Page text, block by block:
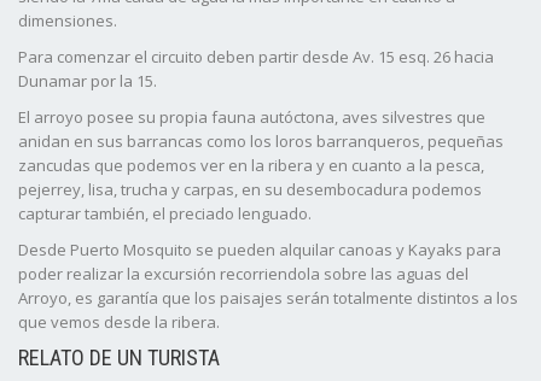
dimensiones.
Para comenzar el circuito deben partir desde Av. 15 esq. 26 hacia
Dunamar por la 15.
El arroyo posee su propia fauna autóctona, aves silvestres que
anidan en sus barrancas como los loros barranqueros, pequeñas
zancudas que podemos ver en la ribera y en cuanto a la pesca,
pejerrey, lisa, trucha y carpas, en su desembocadura podemos
capturar también, el preciado lenguado.
Desde Puerto Mosquito se pueden alquilar canoas y Kayaks para
poder realizar la excursión recorriendola sobre las aguas del
Arroyo, es garantía que los paisajes serán totalmente distintos a los
que vemos desde la ribera.
RELATO DE UN TURISTA